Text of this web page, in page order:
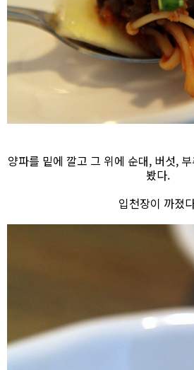
양파를 밑에 깔고 그 위에 순대, 버섯,
봤다.
입천장이 까졌